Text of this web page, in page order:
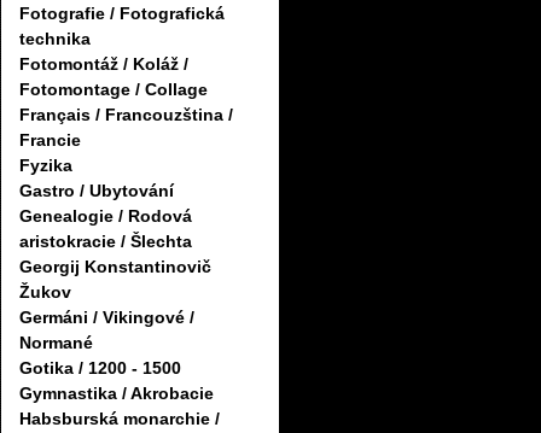
Fotografie / Fotografická
technika
Fotomontáž / Koláž /
Fotomontage / Collage
Français / Francouzština /
Francie
Fyzika
Gastro / Ubytování
Genealogie / Rodová
aristokracie / Šlechta
Georgij Konstantinovič
Žukov
Germáni / Vikingové /
Normané
Gotika / 1200 - 1500
Gymnastika / Akrobacie
Habsburská monarchie /